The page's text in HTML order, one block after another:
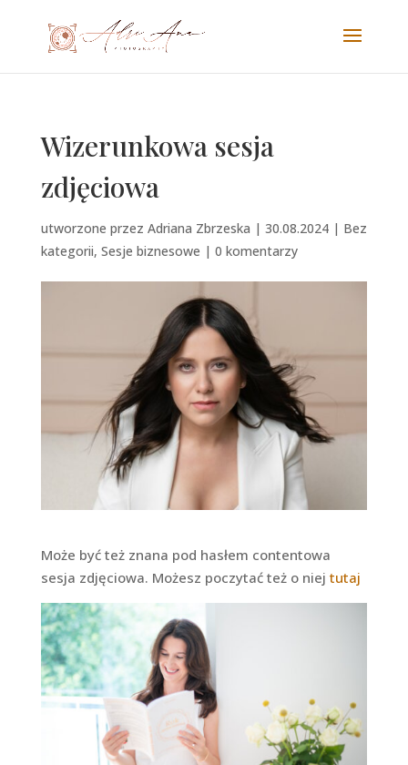
Wizerunkowa sesja
zdjęciowa
utworzone przez Adriana Zbrzeska | 30.08.2024| Bez
kategorii, Sesje biznesowe | 0 komentarzy
Może być też znana pod hasłem contentowa
sesja zdjęciowa. Możesz poczytać też o niej tutaj